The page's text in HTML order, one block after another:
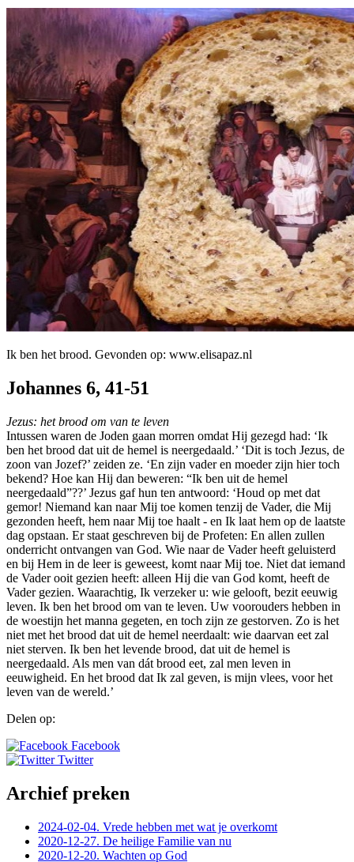
Ik ben het brood. Gevonden op: www.elisapaz.nl
Johannes 6, 41-51
Jezus: het brood om van te leven
Intussen waren de Joden gaan morren omdat Hij gezegd had: ‘Ik
ben het brood dat uit de hemel is neergedaald.’ ‘Dit is toch Jezus, de
zoon van Jozef?’ zeiden ze. ‘En zijn vader en moeder zijn hier toch
bekend? Hoe kan Hij dan beweren: “Ik ben uit de hemel
neergedaald”??’ Jezus gaf hun ten antwoord: ‘Houd op met dat
gemor! Niemand kan naar Mij toe komen tenzij de Vader, die Mij
gezonden heeft, hem naar Mij toe haalt - en Ik laat hem op de laatste
dag opstaan. Er staat geschreven bij de Profeten: En allen zullen
onderricht ontvangen van God. Wie naar de Vader heeft geluisterd
en bij Hem in de leer is geweest, komt naar Mij toe. Niet dat iemand
de Vader ooit gezien heeft: alleen Hij die van God komt, heeft de
Vader gezien. Waarachtig, Ik verzeker u: wie gelooft, bezit eeuwig
leven. Ik ben het brood om van te leven. Uw voorouders hebben in
de woestijn het manna gegeten, en toch zijn ze gestorven. Zo is het
niet met het brood dat uit de hemel neerdaalt: wie daarvan eet zal
niet sterven. Ik ben het levende brood, dat uit de hemel is
neergedaald. Als men van dát brood eet, zal men leven in
eeuwigheid. En het brood dat Ik zal geven, is mijn vlees, voor het
leven van de wereld.’
Delen op:
Facebook
Twitter
Archief preken
2024-02-04. Vrede hebben met wat je overkomt
2020-12-27. De heilige Familie van nu
2020-12-20. Wachten op God